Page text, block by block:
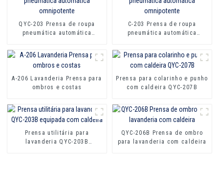
QYC-203 Prensa de roupa
pneumática automática
C-203 Prensa de roupa
pneumática automática
A-206 Lavanderia Prensa para
ombros e costas
Prensa para colarinho e punho
com caldeira QYC-207B
Prensa utilitária para
lavanderia QYC-203B
QYC-206B Prensa de ombro
para lavanderia com caldeira